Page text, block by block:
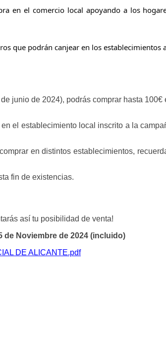
en el comercio local apoyando a los
que podrán canjear en los establecimientos
junio de 2024), podrás comprar hasta 100€
el establecimiento local inscrito a la
en distintos establecimientos,
fin de existencias.
así tu posibilidad de venta!
de Noviembre de 2024 (incluido)
DE ALICANTE.pdf